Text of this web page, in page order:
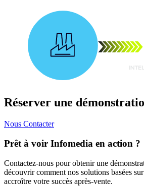
Réserver une
Nous Contacter
Prêt à voir Infomedia en action ?
Contactez-nous pour obtenir une
découvrir comment nos solutions basées
accroître votre succès après-vente.